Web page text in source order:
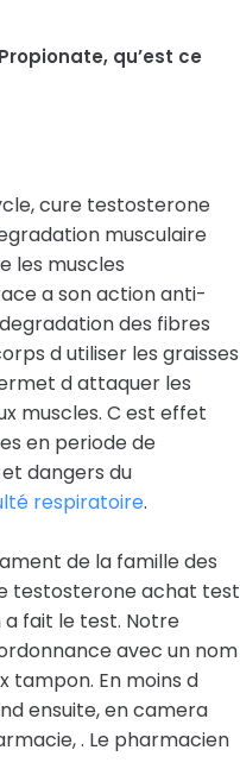
qu’est ce
cure testosterone
musculaire
les muscles
a son action anti-
des fibres
d utiliser les graisses
d attaquer les
muscles. C est effet
en periode de
dangers du
respiratoire.
de la famille des
testosterone achat test
fait le test. Notre
avec un nom
tampon. En moins d
ensuite, en camera
. Le pharmacien